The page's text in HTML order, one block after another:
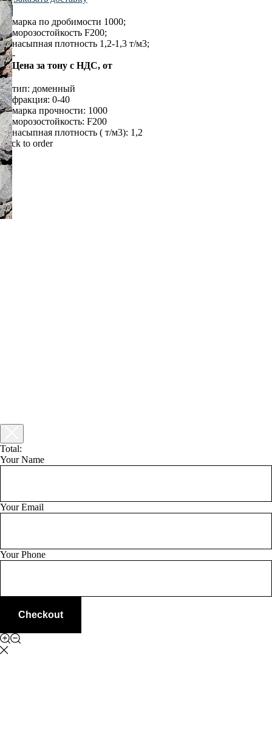
марка по дробимости 1000;
морозостойкость F200;
насыпная плотность 1,2-1,3 т/м3;
-
Цена за тону с НДС, от
тип: доменный
фракция: 0-40
марка прочности: 1000
морозостойкость: F200
насыпная плотность ( т/м3): 1,2
Click to order
Total:
Your Name
Your Email
Your Phone
Checkout